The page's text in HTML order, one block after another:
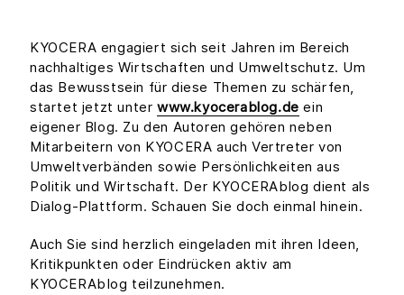
KYOCERA engagiert sich seit Jahren im Bereich
nachhaltiges Wirtschaften und Umweltschutz. Um
das Bewusstsein für diese Themen zu schärfen,
startet jetzt unter www.kyocerablog.de ein
eigener Blog. Zu den Autoren gehören neben
Mitarbeitern von KYOCERA auch Vertreter von
Umweltverbänden sowie Persönlichkeiten aus
Politik und Wirtschaft. Der KYOCERAblog dient als
Dialog-Plattform. Schauen Sie doch einmal hinein.
Auch Sie sind herzlich eingeladen mit ihren Ideen,
Kritikpunkten oder Eindrücken aktiv am
KYOCERAbIog teilzunehmen.